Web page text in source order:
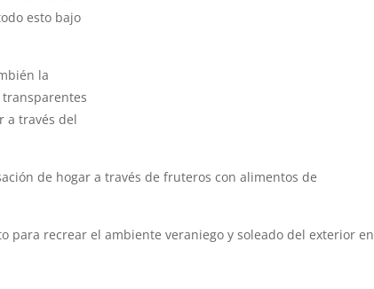
esto bajo
la
a través del
de hogar a través de fruteros con alimentos de
para recrear el ambiente veraniego y soleado del exterior en